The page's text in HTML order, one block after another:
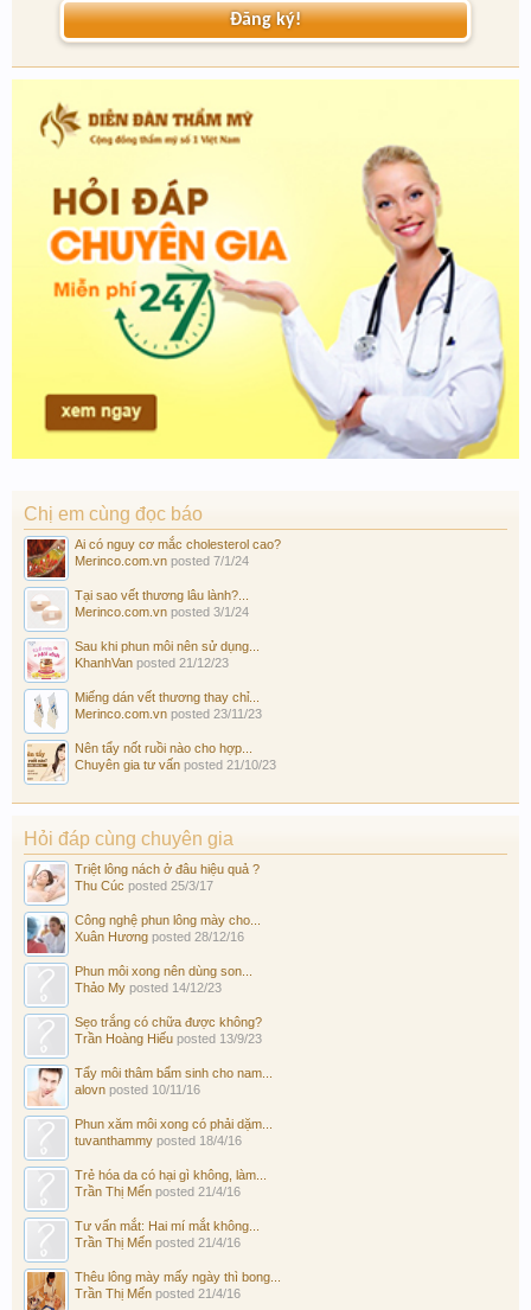
Đăng ký!
Chị em cùng đọc báo
Ai có nguy cơ mắc cholesterol cao?
Merinco.com.vn posted 7/1/24
Tại sao vết thương lâu lành?...
Merinco.com.vn posted 3/1/24
Sau khi phun môi nên sử dụng...
KhanhVan posted 21/12/23
Miếng dán vết thương thay chỉ...
Merinco.com.vn posted 23/11/23
Nên tẩy nốt ruồi nào cho hợp...
Chuyên gia tư vấn posted 21/10/23
Hỏi đáp cùng chuyên gia
Triệt lông nách ở đâu hiệu quả ?
Thu Cúc posted 25/3/17
Công nghệ phun lông mày cho...
Xuân Hương posted 28/12/16
Phun môi xong nên dùng son...
Thảo My posted 14/12/23
Sẹo trắng có chữa được không?
Trần Hoàng Hiếu posted 13/9/23
Tẩy môi thâm bẩm sinh cho nam...
alovn posted 10/11/16
Phun xăm môi xong có phải dặm...
tuvanthammy posted 18/4/16
Trẻ hóa da có hại gì không, làm...
Trần Thị Mến posted 21/4/16
Tư vấn mắt: Hai mí mắt không...
Trần Thị Mến posted 21/4/16
Thêu lông mày mấy ngày thì bong...
Trần Thị Mến posted 21/4/16